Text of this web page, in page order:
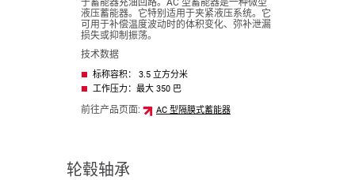
于蓄能器充油回路。AC 型蓄能器是一种微型
液压蓄能器。它特别适用于夹紧液压系统。它
可用于补偿温度波动时的体积变化、弥补泄漏
损失或抑制振荡。
技术数据
标称容积： 3.5 立方分米
工作压力：最大 350 巴
前往产品页面: AC 型隔膜式蓄能器
轮毂轴承